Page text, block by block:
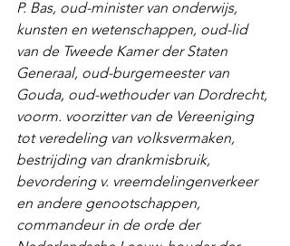
P. Bas, oud-minister van onderwijs,
kunsten en wetenschappen, oud-lid
van de Tweede Kamer der Staten
Generaal, oud-burgemeester van
Gouda, oud-wethouder van Dordrecht,
voorm. voorzitter van de Vereeniging
tot veredeling van volksvermaken,
bestrijding van drankmisbruik,
bevordering v. vreemdelingenverkeer
en andere genootschappen,
commandeur in de orde der